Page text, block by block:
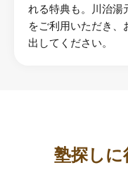
れる特典も。川治湯
をご利用いただき、
出してください。
塾探し